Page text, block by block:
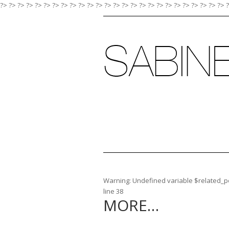
?> ?> ?> ?> ?> ?> ?> ?> ?> ?> ?> ?> ?> ?> ?> ?> ?> ?> ?> ?> ?> ?> ?> ?> ?> ?>
Warning: Undefined variable
line 38
MORE…